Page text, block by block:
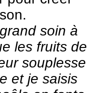
soin à
les fruits de
souplesse
et je saisis